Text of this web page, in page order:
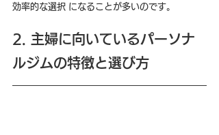
効率的な選択 になることが多いのです。
2. 主婦に向いているパーソナ
ルジムの特徴と選び方